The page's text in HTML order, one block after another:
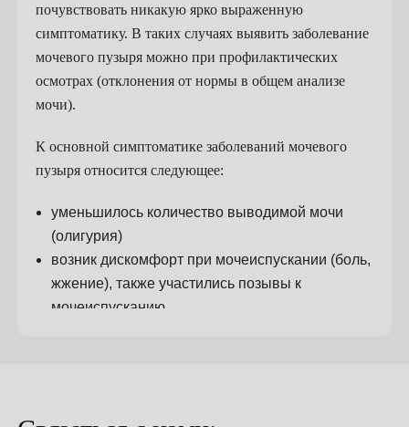
почувствовать никакую ярко выраженную
симптоматику. В таких случаях выявить заболевание
мочевого пузыря можно при профилактических
осмотрах (отклонения от нормы в общем анализе
мочи).
К основной симптоматике заболеваний мочевого
пузыря относится следующее:
уменьшилось количество выводимой мочи
(олигурия)
возник дискомфорт при мочеиспускании (боль,
жжение), также участились позывы к
мочеиспусканию